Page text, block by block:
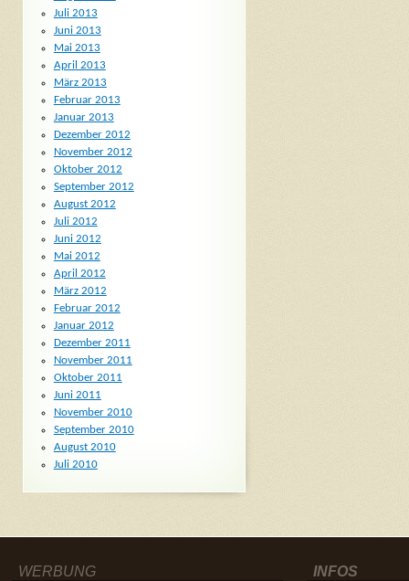
Juli 2013
Juni 2013
Mai 2013
April 2013
März 2013
Februar 2013
Januar 2013
Dezember 2012
November 2012
Oktober 2012
September 2012
August 2012
Juli 2012
Juni 2012
Mai 2012
April 2012
März 2012
Februar 2012
Januar 2012
Dezember 2011
November 2011
Oktober 2011
Juni 2011
November 2010
September 2010
August 2010
Juli 2010
WERBUNG INFOS